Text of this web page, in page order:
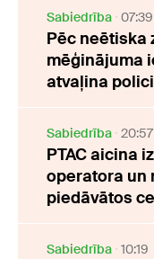
Sabiedrība 07:39
Pēc neētiska
mēģinājuma
atvaļina
Sabiedrība 20:57
PTAC aicina
operatora un
piedāvātos
Sabiedrība 10:19